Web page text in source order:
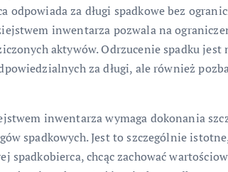
odpowiada za długi spadkowe bez
inwentarza pozwala na
aktywów. Odrzucenie spadku
za długi, ale również
inwentarza wymaga dokonania
spadkowych. Jest to szczególnie
spadkobierca, chcąc zachować